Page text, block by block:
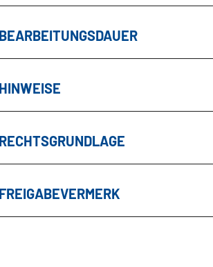
BEARBEITUNGSDAUER
HINWEISE
RECHTSGRUNDLAGE
FREIGABEVERMERK